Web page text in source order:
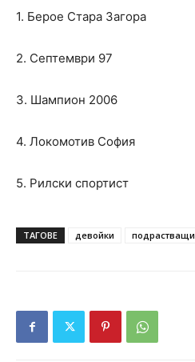
1. Берое Стара Загора
2. Септември 97
3. Шампион 2006
4. Локомотив София
5. Рилски спортист
ТАГОВЕ девойки подрастващи